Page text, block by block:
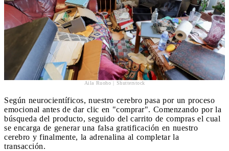
Aila Ruoho | Shutterstock
Según neurocientíficos, nuestro cerebro pasa por un proceso
emocional antes de dar clic en "comprar". Comenzando por la
búsqueda del producto, seguido del carrito de compras el cual
se encarga de generar una falsa gratificación en nuestro
cerebro y finalmente, la adrenalina al completar la
transacción.